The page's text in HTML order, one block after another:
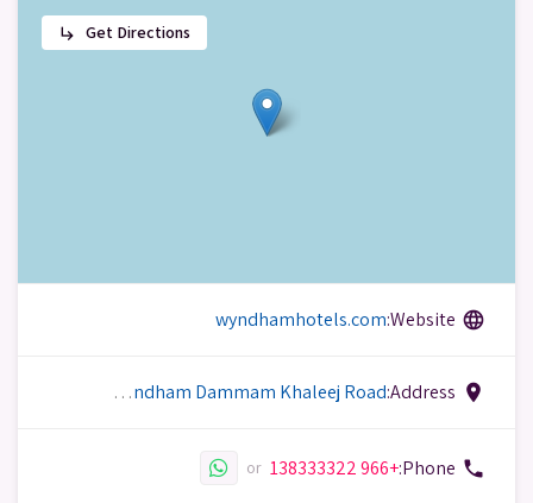
Get Directions
subdirectory_arrow_right
language
Website:
wyndhamhotels.com
place
Address: Ramada by Wyndham Dammam Khaleej Road، طريق الكورنيش، الحمراء، الدمام 32422، المملكة العربية السعودية
phone
Phone:
+966 138333322
or